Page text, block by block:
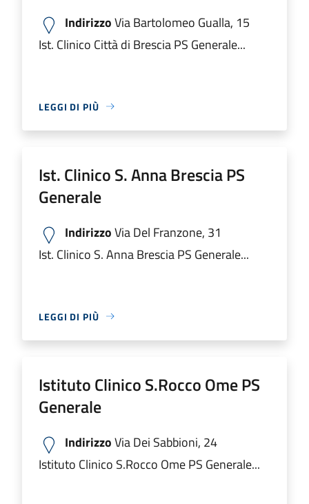
IndirizzoVia Bartolomeo Gualla, 15
Ist. Clinico Città di Brescia PS Generale...
LEGGI DI PIÙ
Ist. Clinico S. Anna Brescia PS
Generale
IndirizzoVia Del Franzone, 31
Ist. Clinico S. Anna Brescia PS Generale...
LEGGI DI PIÙ
Istituto Clinico S.Rocco Ome PS
Generale
IndirizzoVia Dei Sabbioni, 24
Istituto Clinico S.Rocco Ome PS Generale...